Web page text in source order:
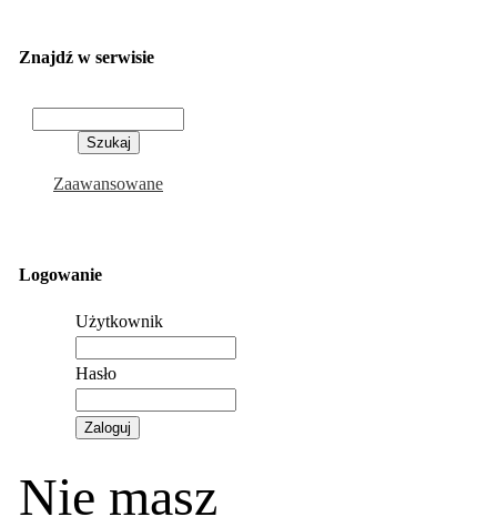
Znajdź w serwisie
Zaawansowane
Logowanie
Użytkownik
Hasło
Nie masz